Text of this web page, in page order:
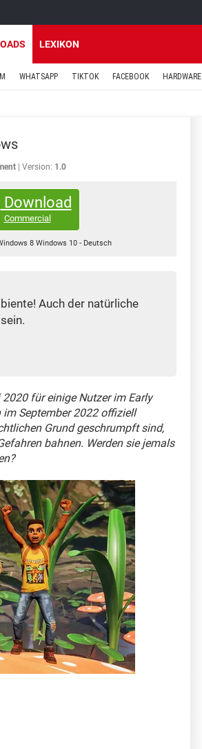
LEXIKON
WHATSAPP TIKTOK FACEBOOK HARDWARE
Version: 1.0
Download
Commercial
8 Windows 10 - Deutsch
Auch der natürliche
für einige Nutzer im Early
September 2022 offiziell
Grund geschrumpft sind,
bahnen. Werden sie jemals